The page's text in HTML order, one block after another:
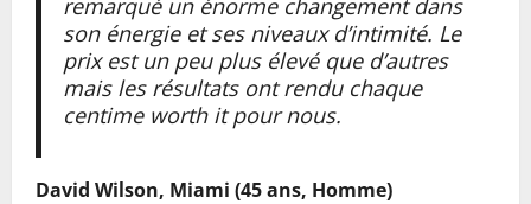
remarqué un énorme changement dans
son énergie et ses niveaux d’intimité. Le
prix est un peu plus élevé que d’autres
mais les résultats ont rendu chaque
centime worth it pour nous.
David Wilson, Miami (45 ans, Homme)